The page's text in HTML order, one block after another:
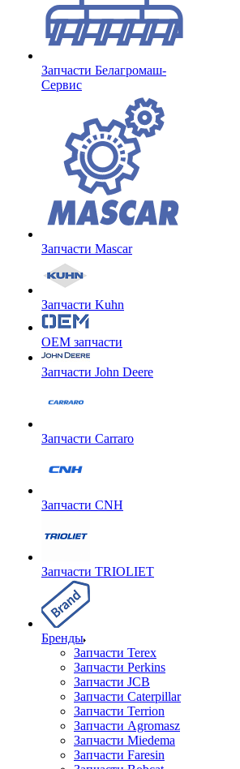
Запчасти Белагромаш-
Сервис
Запчасти Mascar
Запчасти Kuhn
OEM запчасти
Запчасти John Deere
Запчасти Carraro
Запчасти CNH
Запчасти TRIOLIET
Бренды
Запчасти Terex
Запчасти Perkins
Запчасти JCB
Запчасти Caterpillar
Запчасти Terrion
Запчасти Agromasz
Запчасти Miedema
Запчасти Faresin